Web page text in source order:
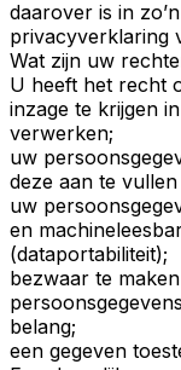
daarover is in
privacyverklaring
Wat zijn uw
U heeft het recht
inzage te krijgen
verwerken;
uw
deze aan te
uw
en
(dataportabiliteit);
bezwaar te
belang;
een gegeven